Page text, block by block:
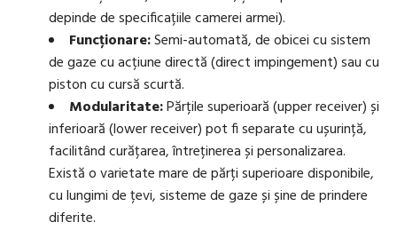
depinde de specificațiile camerei armei).
Funcționare:Semi-automată, de obicei cu sistem
de gaze cu acțiune directă (direct impingement) sau cu
piston cu cursă scurtă.
Modularitate:Părțile superioară (upper receiver) și
inferioară (lower receiver) pot fi separate cu ușurință,
facilitând curățarea, întreținerea și personalizarea.
Există o varietate mare de părți superioare disponibile,
cu lungimi de țevi, sisteme de gaze și șine de prindere
diferite.